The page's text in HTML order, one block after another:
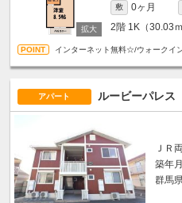
敷 0ヶ月
2階 1K（30.03ｍ
インターネット無料☆/ウォークイ
アパート ルービーパレス
ＪＲ
築年
群馬